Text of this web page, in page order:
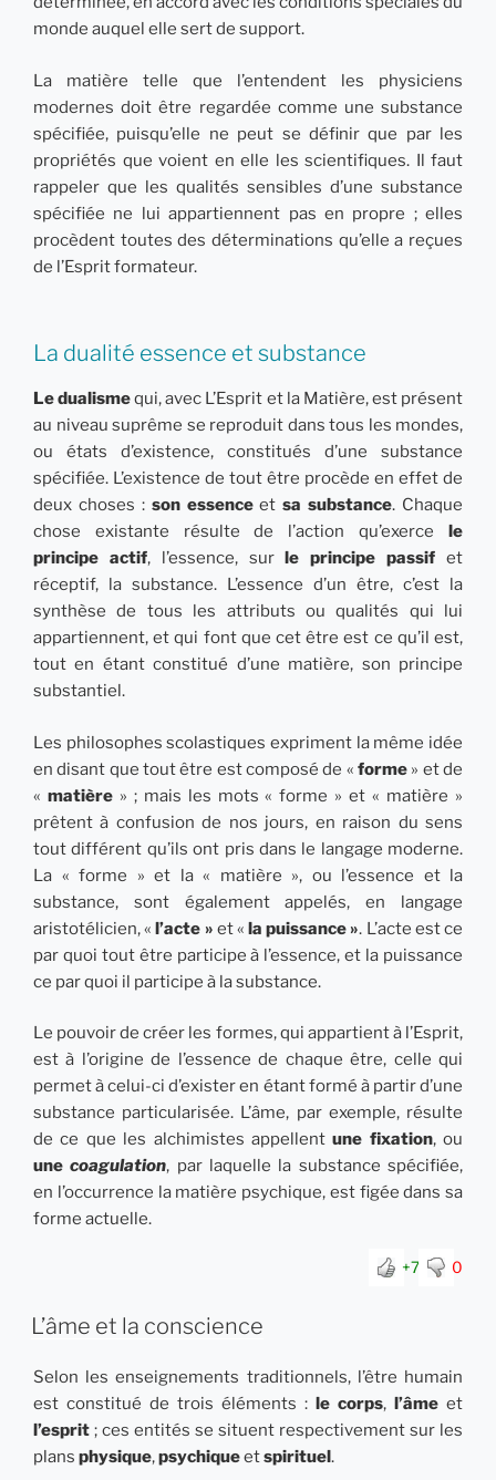
monde auquel elle sert de support.
La matière telle que l’entendent les physiciens
modernes doit être regardée comme une substance
spécifiée, puisqu’elle ne peut se définir que par les
propriétés que voient en elle les scientifiques. Il faut
rappeler que les qualités sensibles d’une substance
spécifiée ne lui appartiennent pas en propre ; elles
procèdent toutes des déterminations qu’elle a reçues
de l’Esprit formateur.
La dualité essence et substance
Le dualismequi, avec L’Esprit et la Matière, est présent
au niveau suprême se reproduit dans tous les mondes,
ou états d’existence, constitués d’une substance
spécifiée. L’existence de tout être procède en effet de
deux choses : son essenceetsa substance. Chaque
chose existante résulte de l’action qu’exerce le
principe actif, l’essence, surle principe passif et
réceptif, la substance. L’essence d’un être, c’est la
synthèse de tous les attributs ou qualités qui lui
appartiennent, et qui font que cet être est ce qu’il est,
tout en étant constitué d’une matière, son principe
substantiel.
Les philosophes scolastiques expriment la même idée
en disant que tout être est composé de « forme » et de
« matière » ; mais les mots « forme » et « matière »
prêtent à confusion de nos jours, en raison du sens
tout différent qu’ils ont pris dans le langage moderne.
La « forme » et la « matière », ou l’essence et la
substance, sont également appelés, en langage
aristotélicien, «l’acte » et «la puissance ». L’acte est ce
par quoi tout être participe à l’essence, et la puissance
ce par quoi il participe à la substance.
Le pouvoir de créer les formes, qui appartient à l’Esprit,
est à l’origine de l’essence de chaque être, celle qui
permet à celui-ci d’exister en étant formé à partir d’une
substance particularisée. L’âme, par exemple, résulte
de ce que les alchimistes appellentune fixation, ou
unecoagulation, par laquelle la substance spécifiée,
en l’occurrence la matière psychique, est figée dans sa
forme actuelle.
+7 0
L’âme et la conscience
Selon les enseignements traditionnels, l’être humain
est constitué de trois éléments : le corps, l’âme et
l’esprit ; ces entités se situent respectivement sur les
plans physique,psychiqueetspirituel.